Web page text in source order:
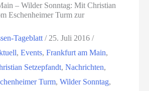
– Wilder Sonntag: Mit Christian
Eschenheimer Turm zur
Tageblatt/ 25. Juli 2016/
,Events,Frankfurt am Main,
Setzepfandt,Nachrichten,
Turm,Wilder Sonntag,